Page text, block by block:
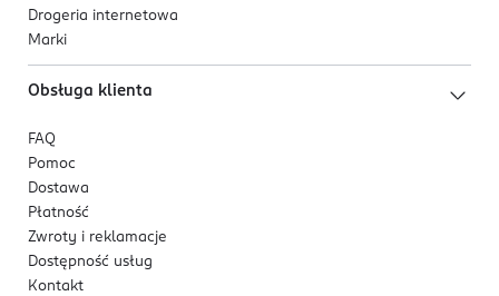
Drogeria internetowa
Marki
Obsługa klienta
FAQ
Pomoc
Dostawa
Płatność
Zwroty i reklamacje
Dostępność usług
Kontakt